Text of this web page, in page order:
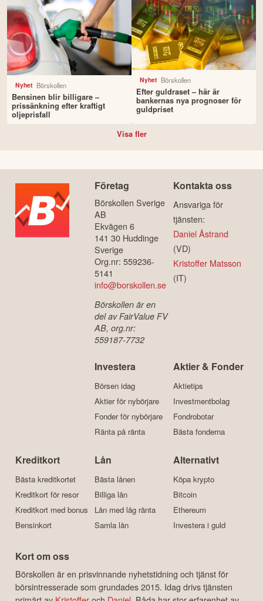
Tre svenska aktier får
köprekommendation – här är
analyshusens argument
Utdelningsaristokrater trotsade
börsen i juli – Wall Street lyfter
fram sju favoriter med fortsatt
uppsida
Efter guldraset – här är
Företag
Börskollen Sverige
AB
Ekvägen 6
141 30 Huddinge
Sverige
Org.nr: 559236-
5141
info@borskollen.se
Börskollen är en
AB, org.nr:
559187-7732
Kontakta oss
Ansvariga för
tjänsten:
Daniel Åstrand
Investera
Börsen idag
Fonder för nybörjare
Aktier & Fonder
Aktietips
Fondrobotar
Kreditkort
Bästa kreditkortet
Kreditkort med bonus
Lån
Bästa lånen
Alternativt
Köpa krypto
Kort om oss